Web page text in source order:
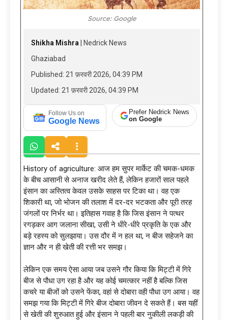
Source: Google
Shikha Mishra | Nedrick News
Ghaziabad
Published: 21 फ़रवरी 2026, 04:39 PM
Updated: 21 फ़रवरी 2026, 04:39 PM
Follow Us on
Google News
Prefer Nedrick News
on Google
History of agriculture: आज हम सुपर मार्केट की चमक-धमक
के बीच आसानी से अनाज खरीद लेते हैं, लेकिन हजारों साल पहले
इंसान का अस्तित्व केवल उसके साहस पर टिका था। वह एक
शिकारी था, जो भोजन की तलाश में दर-दर भटकता और पूरी तरह
जंगलों पर निर्भर था। इतिहास गवाह है कि जिस इंसान ने पत्थर
रगड़कर आग जलाना सीखा, उसी ने धीरे-धीरे प्रकृति के एक और
बड़े रहस्य को सुलझाया। उस दौर में न हल था, न बीज सहेजने का
ज्ञान और न ही खेती की रत्ती भर समझ।
लेकिन एक समय ऐसा आया जब उसने गौर किया कि मिट्टी में गिरे
बीज से पौधा उग रहा है और यह कोई चमत्कार नहीं है बल्कि जिस
कचरे या बीजों को उसने फेंका, वहां से दोबारा वही पौधा उग आया। वह
समझ गया कि मिट्टी में गिरे बीज दोबारा जीवन दे सकते हैं। बस यहीं
से खेती की शुरुआत हुई और इंसान ने पहली बार नुकीली लकड़ी की